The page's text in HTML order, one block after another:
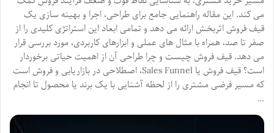
می کند. این مقاله راهنمایی جامع برای طراحی، اجرا و بهینه سازی یک
قیف فروش اثربخش ارائه می دهد و تمامی ابعاد این استراتژی کلیدی را از
صفر تا صد، همراه با مثال های عملی و ابزارهای کاربردی، مورد بررسی قرار
می دهد. قیف فروش چیست و چرا طراحی آن از اهمیت حیاتی برخوردار
است؟ قیف فروش یا Sales Funnel، اصطلاحی در بازاریابی و فروش است
که مسیر فرضی مشتری را از لحظه آشنایی با یک برند یا محصول تا انجام
…